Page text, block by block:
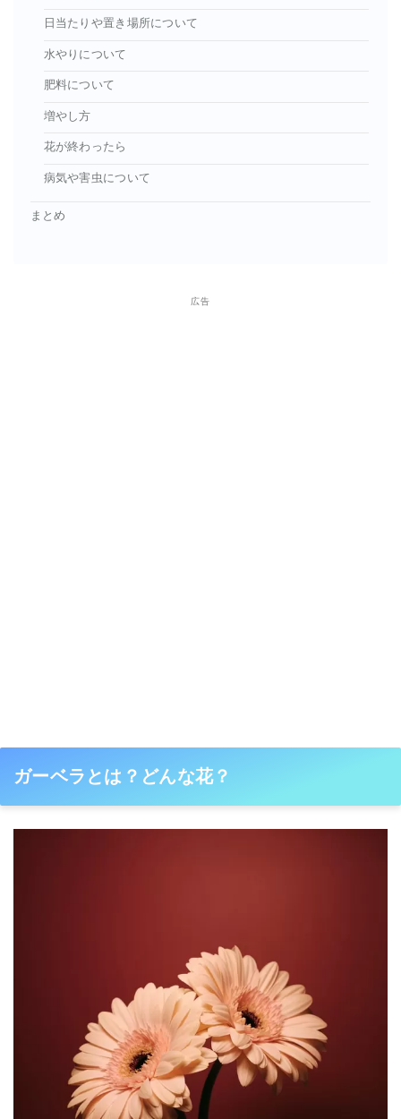
日当たりや置き場所について
水やりについて
肥料について
増やし方
花が終わったら
病気や害虫について
まとめ
広告
ガーベラとは？どんな花？